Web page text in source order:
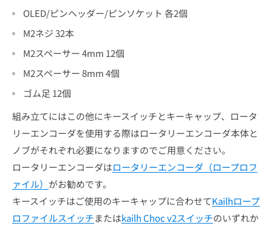
OLED/ピンヘッダー/ピンソケット 各2個
M2ネジ 32本
M2スペーサー 4mm 12個
M2スペーサー 8mm 4個
ゴム足 12個
組み立てにはこの他にキースイッチとキーキャップ、ロータ
リーエンコーダを使用する際はロータリーエンコーダ本体と
ノブがそれぞれ必要になりますのでご用意ください。
ロータリーエンコーダはロータリーエンコーダ（ロープロフ
ァイル） がお勧めです。
キースイッチはご使用のキーキャップに合わせてKailhロープ
ロファイルスイッチまたはkailh Choc v2スイッチのいずれか